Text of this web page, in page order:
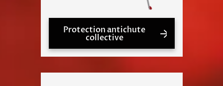
Protection antichute
collective